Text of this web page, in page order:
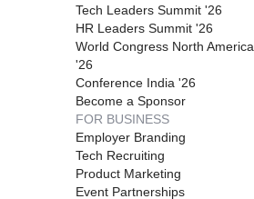
Tech Leaders Summit '26
HR Leaders Summit '26
World Congress North America
'26
Conference India '26
Become a Sponsor
FOR BUSINESS
Employer Branding
Tech Recruiting
Product Marketing
Event Partnerships